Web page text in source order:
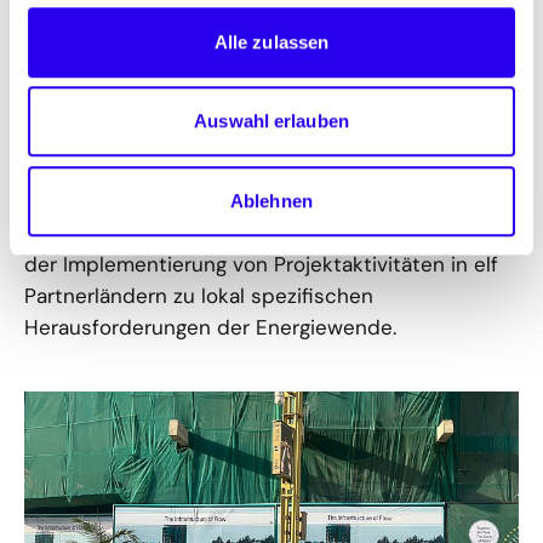
Alle zulassen
Auswahl erlauben
Ablehnen
Neben der dena und anderen Durchführern setzt
die Deutsche Gesellschaft für Internationale
Bundesministeriums für Wirtschaft und Energie
(BMWE) 17 Partnerschaften mit Entwicklungs- und
Schwellenländern um. In diesem Kontext
unterstützt die dena mit ihrer Energieexpertise bei
der Implementierung von Projektaktivitäten in elf
Partnerländern zu lokal spezifischen
Herausforderungen der Energiewende.